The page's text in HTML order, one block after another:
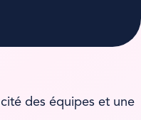
des équipes et une